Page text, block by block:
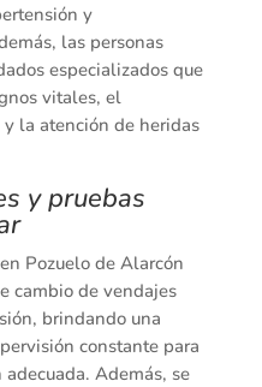
y
las personas
especializados que
vitales, el
la atención de heridas
y pruebas
Pozuelo de Alarcón
cambio de vendajes
brindando una
constante para
Además, se